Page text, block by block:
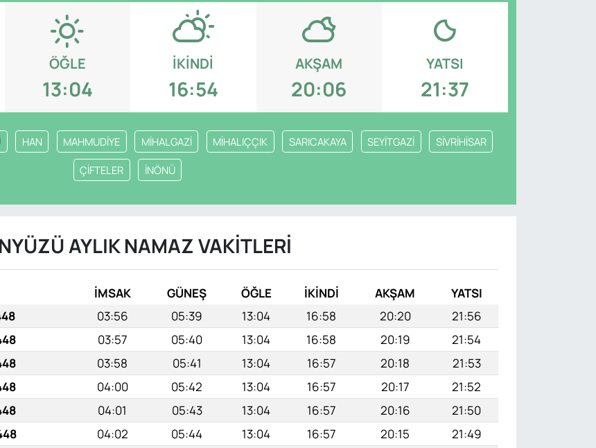
ÖĞLE
13:04
İKINDI
16:54
AKŞAM
20:06
YATSI
21:37
HAN MAHMUDİYE MİHALGAZİ MİHALIÇÇIK SARICAKAYA SEYİTGAZİ SİVRİHİSAR
ÇİFTELER İNÖNÜ
AYLIK NAMAZ VAKITLERI
İMSAK GÜNEŞ ÖĞLE İKINDI AKŞAM
YATSI
03:56 05:39 13:04 16:58 20:20
21:56
03:57 05:40 13:04 16:58 20:19
21:54
03:58 05:41 13:04 16:57 20:18
21:53
04:00 05:42 13:04 16:57 20:17
21:52
04:01 05:43 13:04 16:57 20:16
21:50
04:02 05:44 13:04 16:57 20:15
21:49